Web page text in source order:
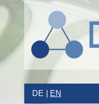
DE EN